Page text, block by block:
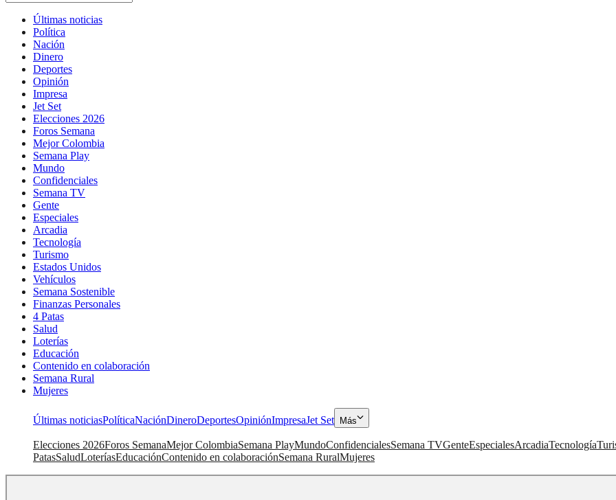
Últimas noticias
Política
Nación
Dinero
Deportes
Opinión
Impresa
Jet Set
Elecciones 2026
Foros Semana
Mejor Colombia
Semana Play
Mundo
Confidenciales
Semana TV
Gente
Especiales
Arcadia
Tecnología
Turismo
Estados Unidos
Vehículos
Semana Sostenible
Finanzas Personales
4 Patas
Salud
Loterías
Educación
Contenido en colaboración
Semana Rural
Mujeres
Últimas noticiasPolíticaNaciónDineroDeportesOpiniónImpresaJet Set Más
Elecciones 2026Foros SemanaMejor ColombiaSemana PlayMundoConfidencialesSemana TVGenteEspecialesArcadiaTecnología
PatasSaludLoteríasEducaciónContenido en colaboraciónSemana RuralMujeres